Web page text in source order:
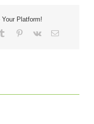
Platform!
Tumblr Pinterest
Vk Email